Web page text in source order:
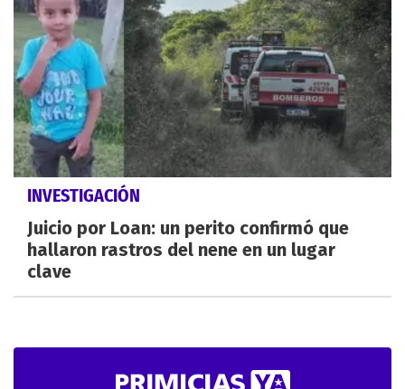
INVESTIGACIÓN
Juicio por Loan: un perito confirmó que
hallaron rastros del nene en un lugar
clave